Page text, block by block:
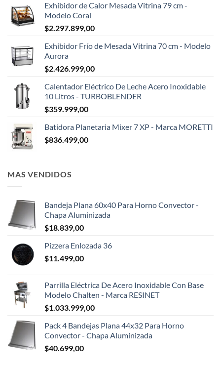
Exhibidor de Calor Mesada Vitrina 79 cm -
Modelo Coral
$2.297.899,00
Exhibidor Frío de Mesada Vitrina 70 cm - Modelo
Aurora
$2.426.999,00
Calentador Eléctrico De Leche Acero Inoxidable
10 Litros - TURBOBLENDER
$359.999,00
Batidora Planetaria Mixer 7 XP - Marca MORETTI
$836.499,00
MAS VENDIDOS
Bandeja Plana 60x40 Para Horno Convector -
Chapa Aluminizada
$18.839,00
Pizzera Enlozada 36
$11.499,00
Parrilla Eléctrica De Acero Inoxidable Con Base
Modelo Chalten - Marca RESINET
$1.033.999,00
Pack 4 Bandejas Plana 44x32 Para Horno
Convector - Chapa Aluminizada
$40.699,00